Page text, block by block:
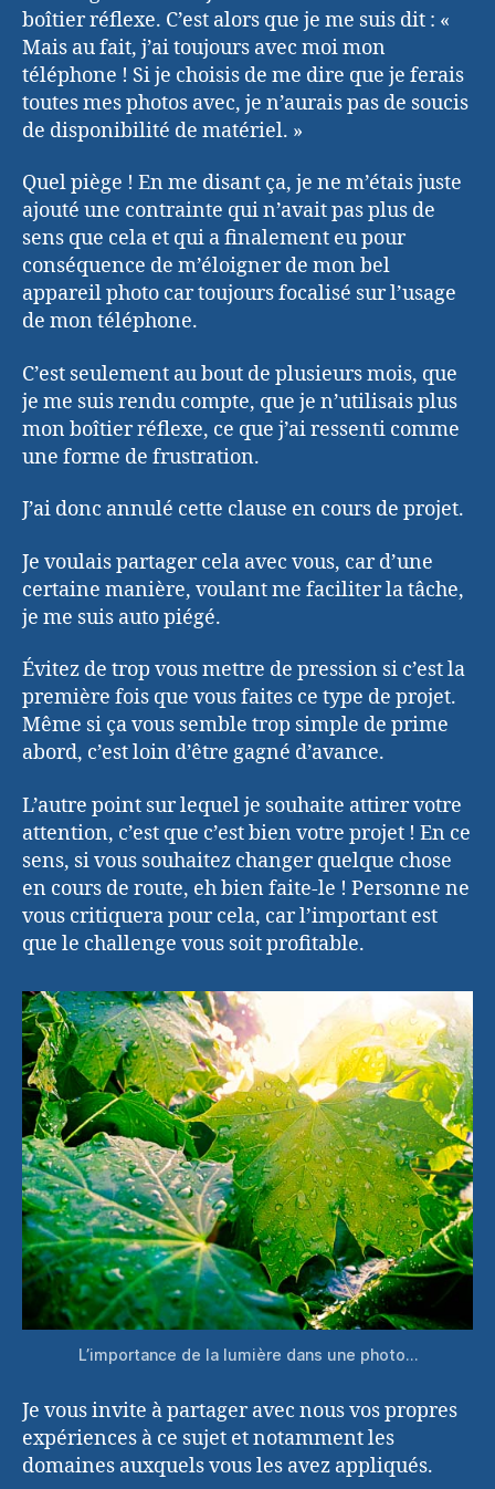
boîtier réflexe. C’est alors que je me suis dit : «
Mais au fait, j’ai toujours avec moi mon
téléphone ! Si je choisis de me dire que je ferais
toutes mes photos avec, je n’aurais pas de soucis
de disponibilité de matériel. »
Quel piège ! En me disant ça, je ne m’étais juste
ajouté une contrainte qui n’avait pas plus de
sens que cela et qui a finalement eu pour
conséquence de m’éloigner de mon bel
appareil photo car toujours focalisé sur l’usage
de mon téléphone.
C’est seulement au bout de plusieurs mois, que
je me suis rendu compte, que je n’utilisais plus
mon boîtier réflexe, ce que j’ai ressenti comme
une forme de frustration.
J’ai donc annulé cette clause en cours de projet.
Je voulais partager cela avec vous, car d’une
certaine manière, voulant me faciliter la tâche,
je me suis auto piégé.
Évitez de trop vous mettre de pression si c’est la
première fois que vous faites ce type de projet.
Même si ça vous semble trop simple de prime
abord, c’est loin d’être gagné d’avance.
L’autre point sur lequel je souhaite attirer votre
attention, c’est que c’est bien votre projet ! En ce
sens, si vous souhaitez changer quelque chose
en cours de route, eh bien faite-le ! Personne ne
vous critiquera pour cela, car l’important est
que le challenge vous soit profitable.
L’importance de la lumière dans une photo…
Je vous invite à partager avec nous vos propres
expériences à ce sujet et notamment les
domaines auxquels vous les avez appliqués.